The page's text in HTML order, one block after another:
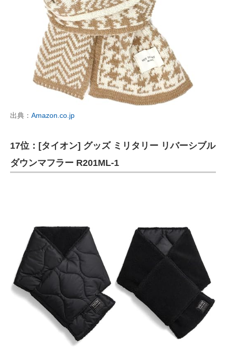
出典： Amazon.co.jp
17位：[タイオン] グッズ ミリタリー リバーシブル
ダウンマフラー R201ML-1